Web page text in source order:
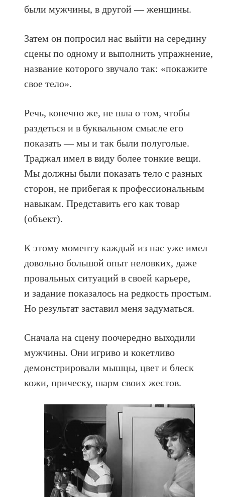
были мужчины, в другой — женщины.
Затем он попросил нас выйти на середину
сцены по одному и выполнить упражнение,
название которого звучало так: «покажите
свое тело».
Речь, конечно же, не шла о том, чтобы
раздеться и в буквальном смысле его
показать — мы и так были полуголые.
Траджал имел в виду более тонкие вещи.
Мы должны были показать тело с разных
сторон, не прибегая к профессиональным
навыкам. Представить его как товар
(объект).
К этому моменту каждый из нас уже имел
довольно большой опыт неловких, даже
провальных ситуаций в своей карьере,
и задание показалось на редкость простым.
Но результат заставил меня задуматься.
Сначала на сцену поочередно выходили
мужчины. Они игриво и кокетливо
демонстрировали мышцы, цвет и блеск
кожи, прическу, шарм своих жестов.